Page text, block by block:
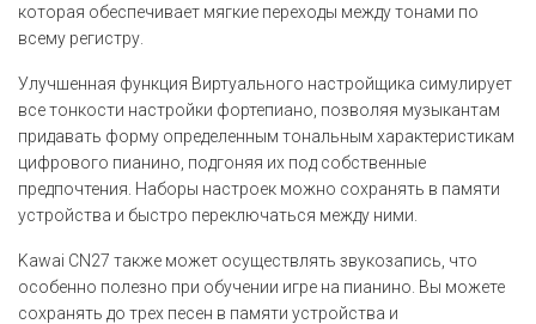
которая обеспечивает мягкие переходы между тонами по
всему регистру.
Улучшенная функция Виртуального настройщика симулирует
все тонкости настройки фортепиано, позволяя музыкантам
придавать форму определенным тональным характеристикам
цифрового пианино, подгоняя их под собственные
предпочтения. Наборы настроек можно сохранять в памяти
устройства и быстро переключаться между ними.
Kawai CN27 также может осуществлять звукозапись, что
особенно полезно при обучении игре на пианино. Вы можете
сохранять до трех песен в памяти устройства и